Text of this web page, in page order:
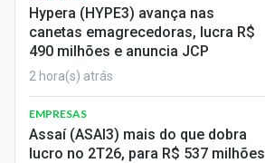
Hypera (HYPE3) avança nas
canetas emagrecedoras, lucra R$
490 milhões e anuncia JCP
2 hora(s) atrás
EMPRESAS
Assaí (ASAI3) mais do que dobra
lucro no 2T26, para R$ 537 milhões